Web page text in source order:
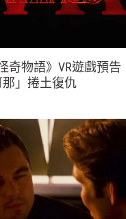
奇物語》VR遊戲預告
」捲土復仇